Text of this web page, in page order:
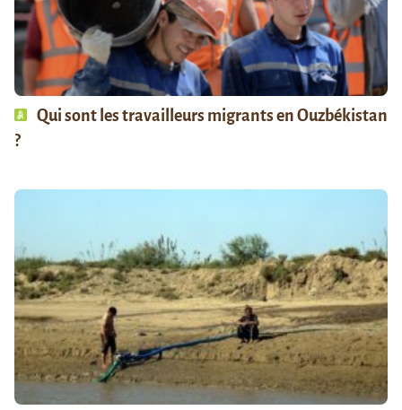
Qui sont les travailleurs migrants en Ouzbékistan
?